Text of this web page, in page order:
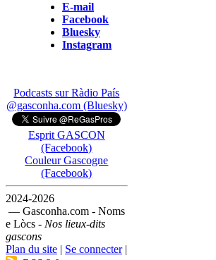
E-mail
Facebook
Bluesky
Instagram
Podcasts sur Ràdio País
@gasconha.com (Bluesky)
Esprit GASCON
(Facebook)
Couleur Gascogne
(Facebook)
2024-2026
— Gasconha.com - Noms
e Lòcs - Nos lieux-dits
gascons
Plan du site | Se connecter|